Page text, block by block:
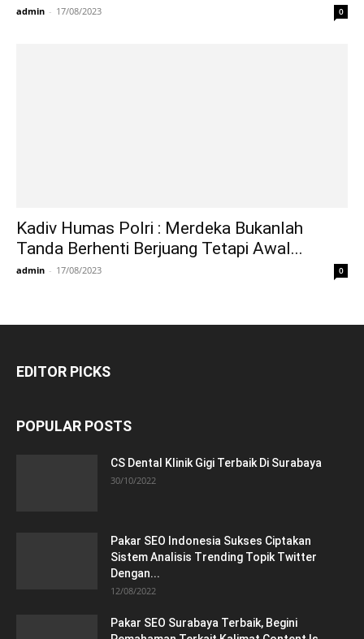
admin - 17/08/2023 0
Kadiv Humas Polri : Merdeka Bukanlah
Tanda Berhenti Berjuang Tetapi Awal...
admin - 17/08/2023 0
EDITOR PICKS
POPULAR POSTS
CS Dental Klinik Gigi Terbaik Di Surabaya
30/10/2022
Pakar SEO Indonesia Sukses Ciptakan
Sistem Analisis Trending Topik Twitter
Dengan...
12/08/2022
Pakar SEO Surabaya Terbaik, Begini